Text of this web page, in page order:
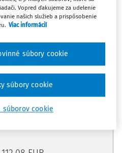
zakúpením
získate aj:
obsah portálu
vzory, smart
Vopred ďakujeme za udelenie
našich služieb a prispôsobenie
Viac informácií
súborov cookie
súbory cookie
súbory cookie